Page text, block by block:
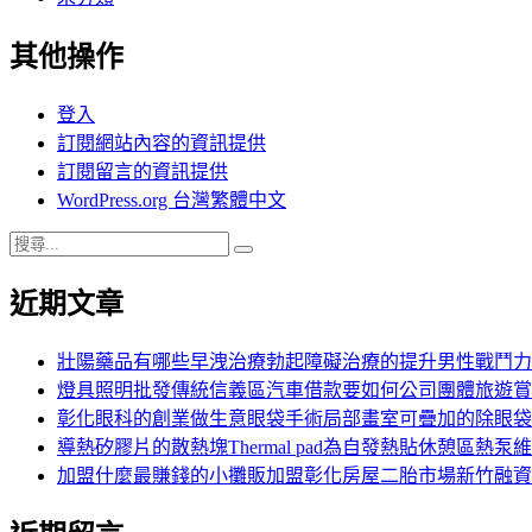
其他操作
登入
訂閱網站內容的資訊提供
訂閱留言的資訊提供
WordPress.org 台灣繁體中文
搜
關
近期文章
壯陽藥品有哪些早洩治療勃起障礙治療的提升男性戰鬥力
燈具照明批發傳統信義區汽車借款要如何公司團體旅遊
彰化眼科的創業做生意眼袋手術局部畫室可疊加的除眼袋
導熱矽膠片的散熱塊Thermal pad為自發熱貼休憩區熱泵
加盟什麼最賺錢的小攤販加盟彰化房屋二胎市場新竹融資